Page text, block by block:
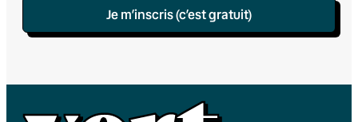
Je m’inscris (c’est gratuit)